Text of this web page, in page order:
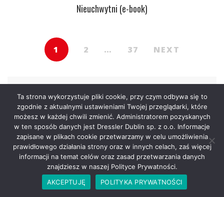
Nieuchwytni (e-book)
1 2 … 37 NEXT
Kategorie
zobacz wszystkie
Mroczne Strony – 25.03.2026
Ta strona wykorzystuje pliki cookie, przy czym odbywa się to
zgodnie z aktualnymi ustawieniami Twojej przeglądarki, które
możesz w każdej chwili zmienić. Administratorem pozyskanych
w ten sposób danych jest Dressler Dublin sp. z o.o. Informacje
zapisane w plikach cookie przetwarzamy w celu umożliwienia
prawidłowego działania strony oraz w innych celach, zaś więcej
informacji na temat celów oraz zasad przetwarzania danych
znajdziesz w naszej Polityce Prywatności.
AKCEPTUJĘ
POLITYKA PRYWATNOŚCI